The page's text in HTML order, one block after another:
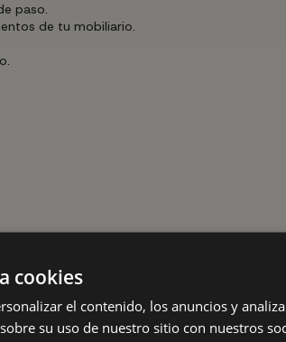
paso.
de tu mobiliario.
Sigue siempre las instrucciones
con un paño suave y ligeramente
cookies
el contenido, los anuncios y
su uso de nuestro sitio con nuestros